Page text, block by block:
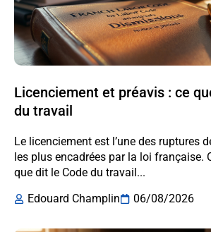
Licenciement et préavis : ce
du travail
Le licenciement est l’une des ruptures
les plus encadrées par la loi française.
que dit le Code du travail...
Edouard Champlin
06/08/2026